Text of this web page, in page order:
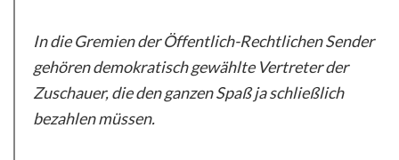
In die Gremien der Öffentlich-Rechtlichen Sender
gehören demokratisch gewählte Vertreter der
Zuschauer, die den ganzen Spaß ja schließlich
bezahlen müssen.